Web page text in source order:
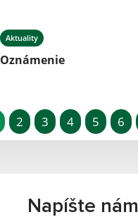
Aktuality
Oznámenie
2 3 4 5 6
Napíšte nám